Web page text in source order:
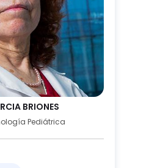
BRIONES
Pediátrica